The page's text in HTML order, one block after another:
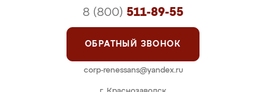
8 (800) 511-89-55
ОБРАТНЫЙ ЗВОНОК
corp-renessans@yandex.ru